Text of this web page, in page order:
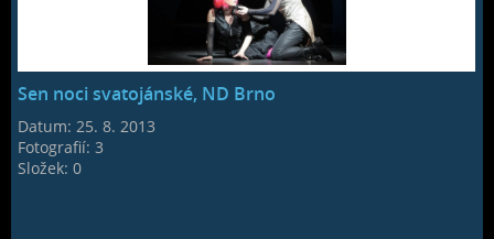
Sen noci svatojánské, ND Brno
Datum:25. 8. 2013
Fotografií:3
Složek:0